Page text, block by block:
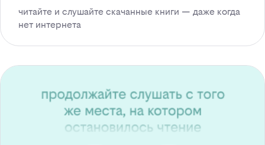
читайте и слушайте скачанные книги — даже когда
нет интернета